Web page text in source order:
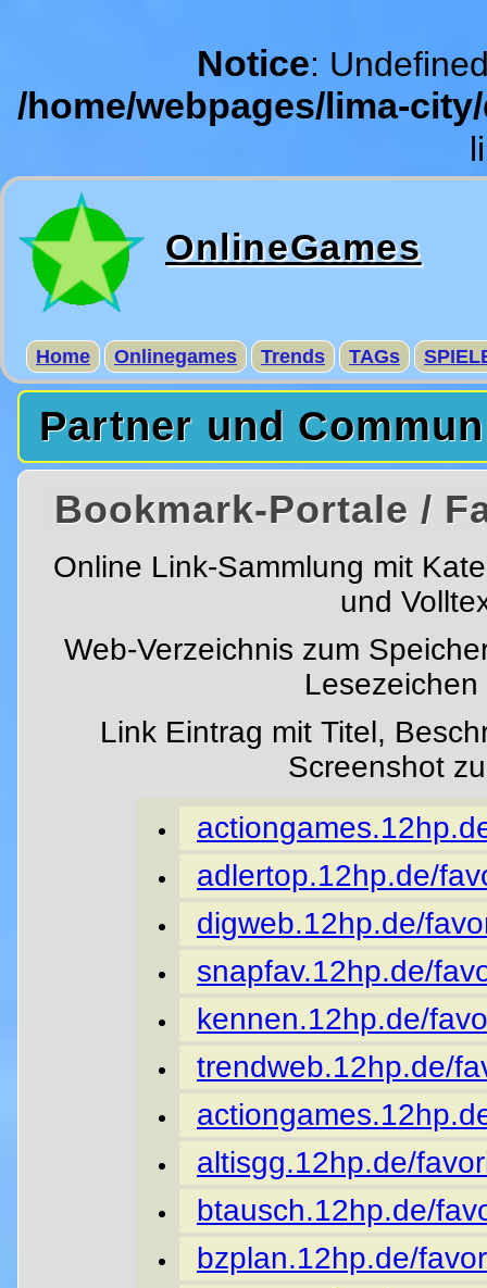
Notice:
/home/webpages/lima-
OnlineGames
Home Onlinegames Trends TAGs
Partner und
Bookmark-Portale /
Online Link-Sammlung mit
und
Web-Verzeichnis zum
Link Eintrag mit Titel,
Screenshot
adlertop.12hp.de/
digweb.12hp.de/
snapfav.12hp.de/
kennen.12hp.de/
trendweb.12hp.de/
altisgg.12hp.de/
btausch.12hp.de/
bzplan.12hp.de/